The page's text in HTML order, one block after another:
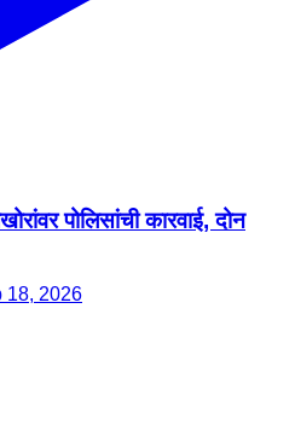
पोलिसांची कारवाई, दोन
18, 2026